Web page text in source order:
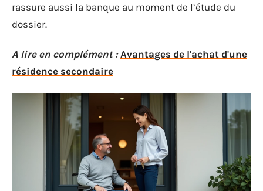
rassure aussi la banque au moment de l’étude du
dossier.
A lire en complément : Avantages de l'achat d'une
résidence secondaire